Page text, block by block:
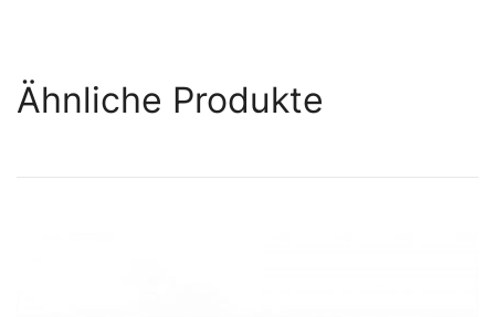
Ähnliche Produkte